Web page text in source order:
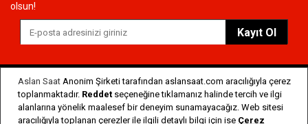
olsun!
Kayıt Ol
Aslan Saat
Hakkımızda
Aslan Saat Anonim Şirketi tarafından aslansaat.com aracılığıyla çerez
toplanmaktadır. Reddet seçeneğine tıklamanız halinde tercih ve ilgi
alanlarına yönelik maalesef bir deneyim sunamayacağız. Web sitesi
aracılığıyla toplanan çerezler ile ilgili detaylı bilgi için ise Çerez